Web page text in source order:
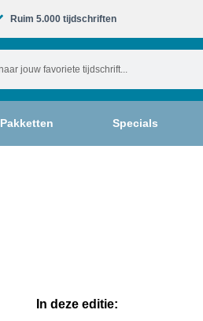
Ruim 5.000 tijdschriften​
Pakketten Specials
In deze editie: